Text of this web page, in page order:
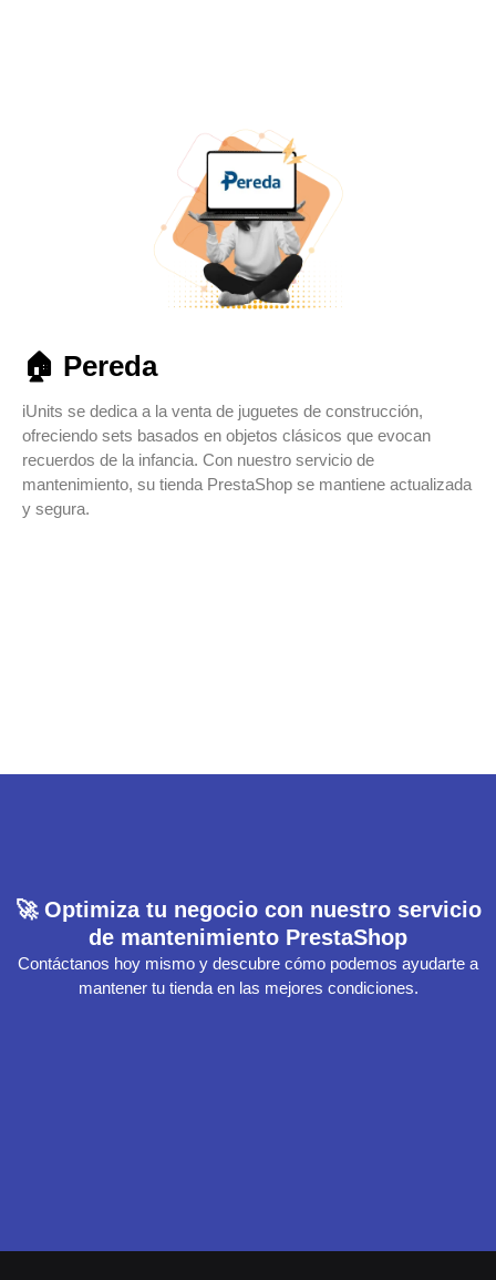
🏠 Pereda
iUnits se dedica a la venta de juguetes de construcción,
ofreciendo sets basados en objetos clásicos que evocan
recuerdos de la infancia. Con nuestro servicio de
mantenimiento, su tienda PrestaShop se mantiene actualizada
y segura.
🚀 Optimiza tu negocio con nuestro servicio
de mantenimiento PrestaShop
Contáctanos hoy mismo y descubre cómo podemos ayudarte a
mantener tu tienda en las mejores condiciones.